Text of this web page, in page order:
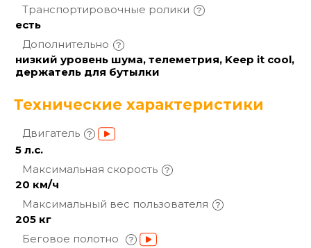
Транспортировочные ролики
есть
Дополнительно
низкий уровень шума, телеметрия, Keep it cool,
держатель для бутылки
Технические характеристики
Двигатель
5 л.с.
Максимальная скорость
20 км/ч
Максимальный вес пользователя
205 кг
Беговое полотно